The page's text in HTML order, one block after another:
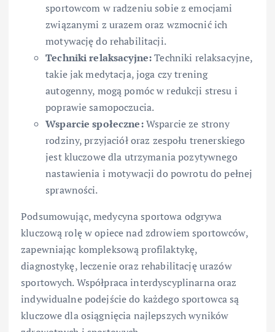
sportowcom w radzeniu sobie z emocjami
związanymi z urazem oraz wzmocnić ich
motywację do rehabilitacji.
Techniki relaksacyjne:Techniki relaksacyjne,
takie jak medytacja, joga czy trening
autogenny, mogą pomóc w redukcji stresu i
poprawie samopoczucia.
Wsparcie społeczne:Wsparcie ze strony
rodziny, przyjaciół oraz zespołu trenerskiego
jest kluczowe dla utrzymania pozytywnego
nastawienia i motywacji do powrotu do pełnej
sprawności.
Podsumowując, medycyna sportowa odgrywa
kluczową rolę w opiece nad zdrowiem sportowców,
zapewniając kompleksową profilaktykę,
diagnostykę, leczenie oraz rehabilitację urazów
sportowych. Współpraca interdyscyplinarna oraz
indywidualne podejście do każdego sportowca są
kluczowe dla osiągnięcia najlepszych wyników